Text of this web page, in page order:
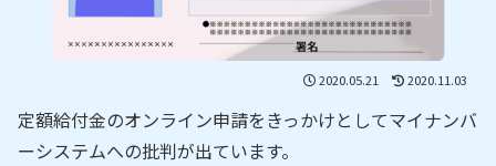
2020.05.21 2020.11.03
定額給付金のオンライン申請をきっかけとしてマイナンバ
ーシステムへの批判が出ています。